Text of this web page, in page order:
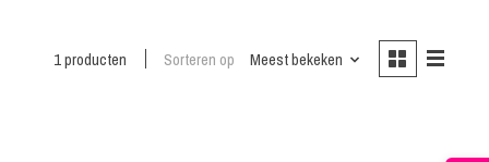
1 producten Sorteren op Meest bekeken